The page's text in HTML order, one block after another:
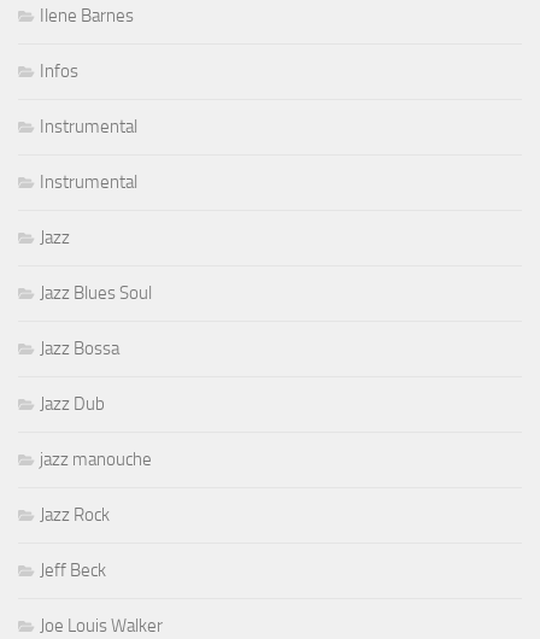
Ilene Barnes
Infos
Instrumental
Instrumental
Jazz
Jazz Blues Soul
Jazz Bossa
Jazz Dub
jazz manouche
Jazz Rock
Jeff Beck
Joe Louis Walker